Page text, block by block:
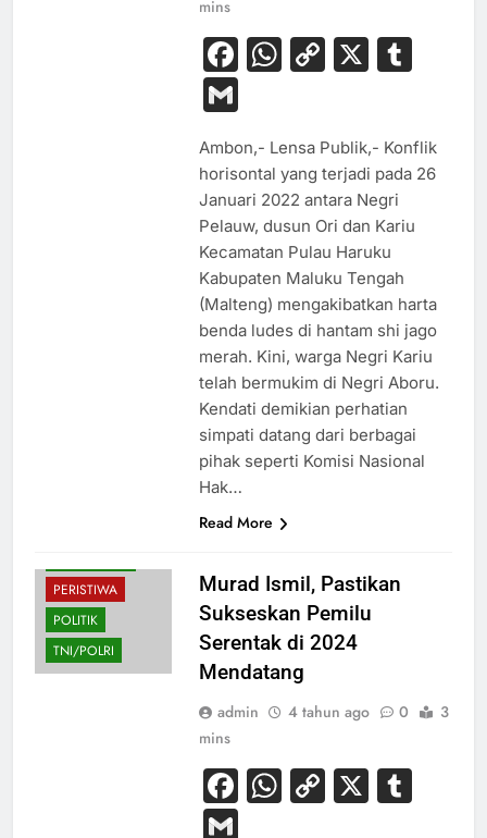
mins
Facebook
WhatsApp
Copy
X
Gmail
Ambon,- Lensa Publik,- Konflik
horisontal yang terjadi pada 26
Januari 2022 antara Negri
Pelauw, dusun Ori dan Kariu
Kecamatan Pulau Haruku
Kabupaten Maluku Tengah
(Malteng) mengakibatkan harta
benda ludes di hantam shi jago
merah. Kini, warga Negri Kariu
telah bermukim di Negri Aboru.
Kendati demikian perhatian
simpati datang dari berbagai
pihak seperti Komisi Nasional
Hak…
Read More
PERISTIWA
POLITIK
TNI/POLRI
Murad Ismil, Pastikan
Sukseskan Pemilu
Serentak di 2024
Mendatang
admin 4 tahun ago 0
3
mins
Facebook
WhatsApp
Copy
X
Gmail